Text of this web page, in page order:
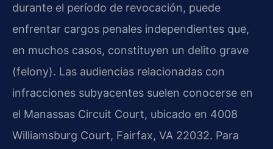
durante el período de revocación, puede
enfrentar cargos penales independientes que,
en muchos casos, constituyen un delito grave
(felony). Las audiencias relacionadas con
infracciones subyacentes suelen conocerse en
el Manassas Circuit Court, ubicado en 4008
Williamsburg Court, Fairfax, VA 22032. Para